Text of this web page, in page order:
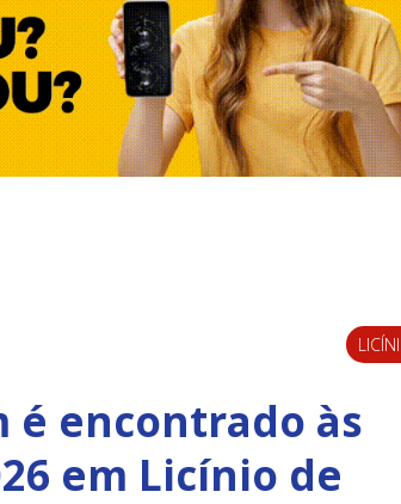
é encontrado às
em Licínio de